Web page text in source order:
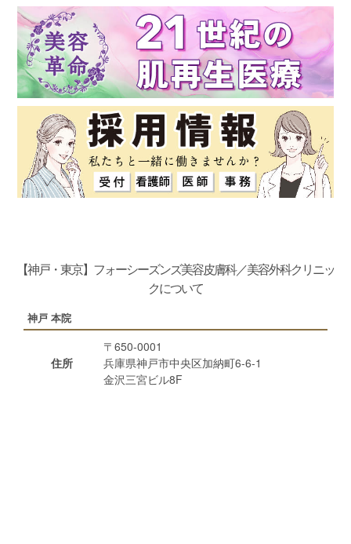
【神戸・東京】フォーシーズンズ美容皮膚科／美容外科クリニッ
クについて
神戸 本院
住所
〒650-0001
兵庫県神戸市中央区加納町6-6-1
金沢三宮ビル8F